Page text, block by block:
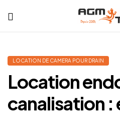
XL
–
LOCATION DE CAMERA POUR DRAIN
Location
canalisation :